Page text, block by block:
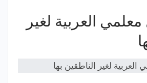
العربية لغير